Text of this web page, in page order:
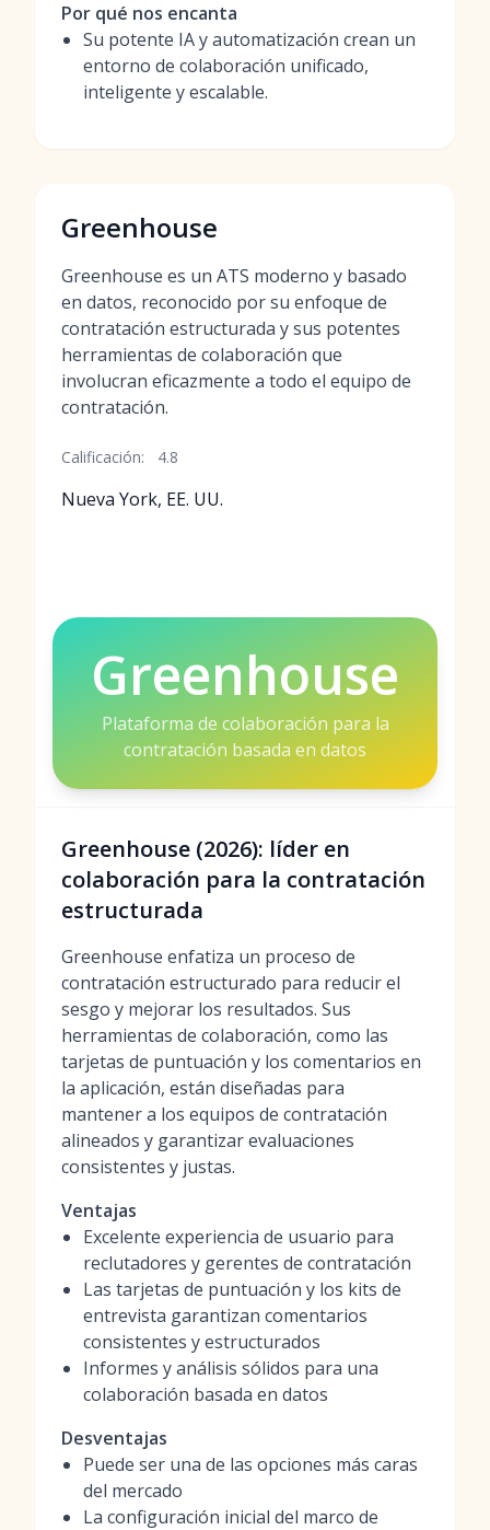
Por qué nos encanta
Su potente IA y automatización crean un
entorno de colaboración unificado,
inteligente y escalable.
Greenhouse
Greenhouse es un ATS moderno y basado
en datos, reconocido por su enfoque de
contratación estructurada y sus potentes
herramientas de colaboración que
involucran eficazmente a todo el equipo de
contratación.
Calificación: 4.8
Nueva York, EE. UU.
Greenhouse
Plataforma de colaboración para la
contratación basada en datos
Greenhouse (2026): líder en
colaboración para la contratación
estructurada
Greenhouse enfatiza un proceso de
contratación estructurado para reducir el
sesgo y mejorar los resultados. Sus
herramientas de colaboración, como las
tarjetas de puntuación y los comentarios en
la aplicación, están diseñadas para
mantener a los equipos de contratación
alineados y garantizar evaluaciones
consistentes y justas.
Ventajas
Excelente experiencia de usuario para
reclutadores y gerentes de contratación
Las tarjetas de puntuación y los kits de
entrevista garantizan comentarios
consistentes y estructurados
Informes y análisis sólidos para una
colaboración basada en datos
Desventajas
Puede ser una de las opciones más caras
del mercado
La configuración inicial del marco de